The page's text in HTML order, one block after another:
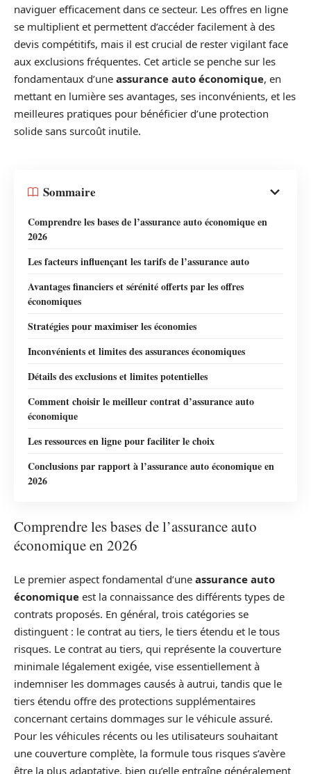
naviguer efficacement dans ce secteur. Les offres en ligne
se multiplient et permettent d’accéder facilement à des
devis compétitifs, mais il est crucial de rester vigilant face
aux exclusions fréquentes. Cet article se penche sur les
fondamentaux d’une assurance auto économique, en
mettant en lumière ses avantages, ses inconvénients, et les
meilleures pratiques pour bénéficier d’une protection
solide sans surcoût inutile.
Sommaire
Comprendre les bases de l’assurance auto économique en
2026
Les facteurs influençant les tarifs de l’assurance auto
Avantages financiers et sérénité offerts par les offres
économiques
Stratégies pour maximiser les économies
Inconvénients et limites des assurances économiques
Détails des exclusions et limites potentielles
Comment choisir le meilleur contrat d’assurance auto
économique
Les ressources en ligne pour faciliter le choix
Conclusions par rapport à l’assurance auto économique en
2026
Comprendre les bases de l’assurance auto
économique en 2026
Le premier aspect fondamental d’une assurance auto
économique est la connaissance des différents types de
contrats proposés. En général, trois catégories se
distinguent : le contrat au tiers, le tiers étendu et le tous
risques. Le contrat au tiers, qui représente la couverture
minimale légalement exigée, vise essentiellement à
indemniser les dommages causés à autrui, tandis que le
tiers étendu offre des protections supplémentaires
concernant certains dommages sur le véhicule assuré.
Pour les véhicules récents ou les utilisateurs souhaitant
une couverture complète, la formule tous risques s’avère
être la plus adaptative, bien qu’elle entraîne généralement